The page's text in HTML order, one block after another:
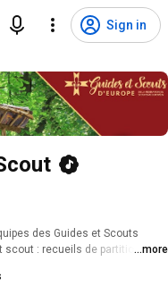
Sign in
des Guides et Scouts
scout : recueils de partitions, ...more